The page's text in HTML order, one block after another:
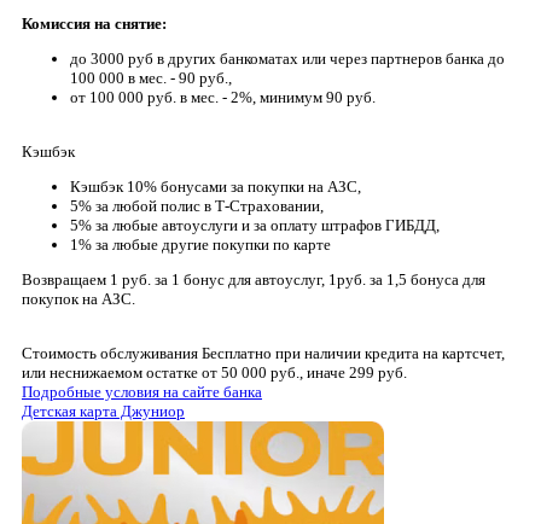
Комиссия на снятие:
до 3000 руб в других банкоматах или через партнеров банка до
100 000 в мес. - 90 руб.,
от 100 000 руб. в мес. - 2%, минимум 90 руб.
Кэшбэк
Кэшбэк 10% бонусами за покупки на АЗС,
5% за любой полис в Т-Страховании,
5% за любые автоуслуги и за оплату штрафов ГИБДД,
1% за любые другие покупки по карте
Возвращаем 1 руб. за 1 бонус для автоуслуг, 1руб. за 1,5 бонуса для
покупок на АЗС.
Стоимость обслуживания Бесплатно при наличии кредита на картсчет,
или неснижаемом остатке от 50 000 руб., иначе 299 руб.
Подробные условия на сайте банка
Детская карта Джуниор